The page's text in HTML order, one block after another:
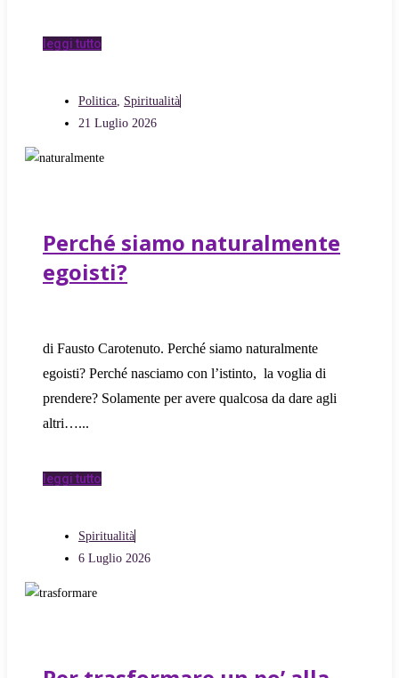
leggi tutto
Politica, Spiritualità
21 Luglio 2026
Perché siamo naturalmente
egoisti?
di Fausto Carotenuto. Perché siamo naturalmente
egoisti? Perché nasciamo con l’istinto, la voglia di
prendere? Solamente per avere qualcosa da dare agli
altri…
leggi tutto
Spiritualità
6 Luglio 2026